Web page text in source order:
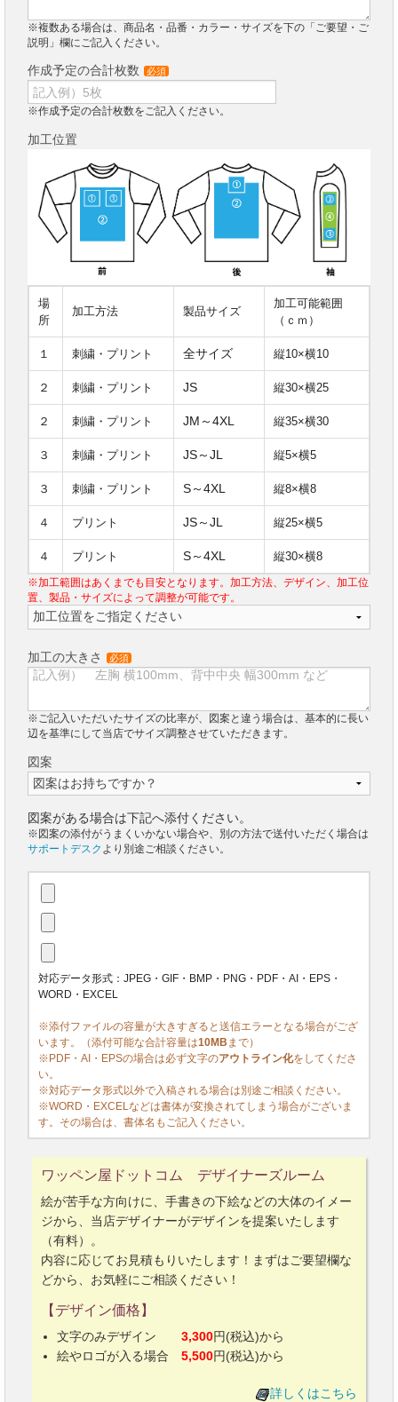
※複数ある場合は、商品名・品番・カラー・サイズを下の「ご要望・ご
説明」欄にご記入ください。
作成予定の合計枚数 必須
※作成予定の合計枚数をご記入ください。
加工位置
場
所
加工方法 製品サイズ
加工可能範囲
（ｃｍ）
１ 刺繍・プリント 全サイズ 縦10×横10
２ 刺繍・プリント JS 縦30×横25
２ 刺繍・プリント JM～4XL 縦35×横30
３ 刺繍・プリント JS～JL 縦5×横5
３ 刺繍・プリント S～4XL 縦8×横8
４ プリント JS～JL 縦25×横5
４ プリント S～4XL 縦30×横8
※加工範囲はあくまでも目安となります。加工方法、デザイン、加工位
置、製品・サイズによって調整が可能です。
加工の大きさ 必須
※ご記入いただいたサイズの比率が、図案と違う場合は、基本的に長い
辺を基準にして当店でサイズ調整させていただきます。
図案
図案がある場合は下記へ添付ください。
※図案の添付がうまくいかない場合や、別の方法で送付いただく場合は
サポートデスク より別途ご相談ください。
対応データ形式：JPEG・GIF・BMP・PNG・PDF・AI・EPS・
WORD・EXCEL
※添付ファイルの容量が大きすぎると送信エラーとなる場合がござ
います。（添付可能な合計容量は10MB まで）
※PDF・AI・EPSの場合は必ず文字のアウトライン化をしてくださ
い。
※対応データ形式以外で入稿される場合は別途ご相談ください。
※WORD・EXCELなどは書体が変換されてしまう場合がございま
す。その場合は、書体名もご記入ください。
ワッペン屋ドットコム デザイナーズルーム
絵が苦手な方向けに、手書きの下絵などの大体のイメー
ジから、当店デザイナーがデザインを提案いたします
（有料）。
内容に応じてお見積もりいたします！まずはご要望欄な
どから、お気軽にご相談ください！
【デザイン価格】
文字のみデザイン 3,300円(税込)から
絵やロゴが入る場合 5,500円(税込)から
詳しくはこちら